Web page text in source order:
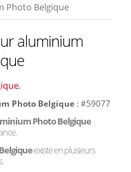
Photo Belgique
aluminium
,
Photo Belgique : #59077
Photo Belgique
existe en plusieurs